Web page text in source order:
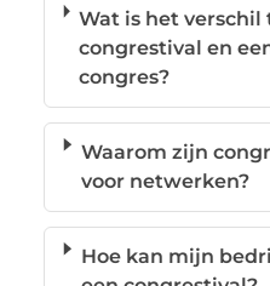
Wat is het verschil
congrestival en
congres?
Waarom zijn
voor netwerken?
Hoe kan mijn